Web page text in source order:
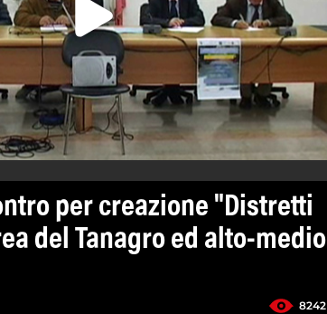
per creazione "Distretti
del Tanagro ed alto-medio
8242